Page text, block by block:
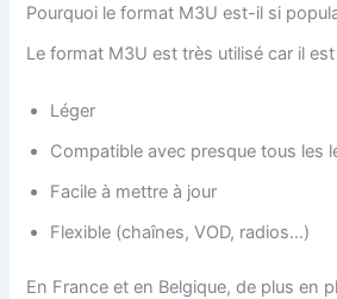
Pourquoi le format M3U est-il si
Le format M3U est très utilisé car il est
Léger
Compatible avec presque tous les
Facile à mettre à jour
Flexible (chaînes, VOD, radios…)
En France et en Belgique, de plus en